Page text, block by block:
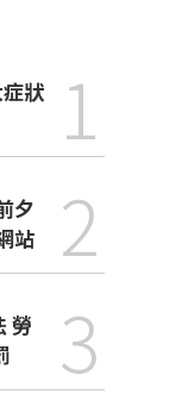
1
夕
站
2
勞
3